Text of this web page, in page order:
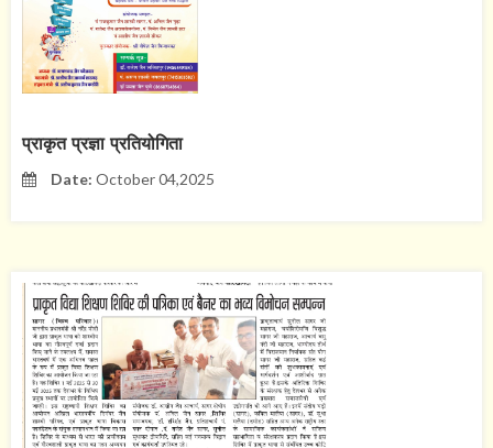
प्राकृत प्रज्ञा प्रतियोगिता
Date: October 04,2025